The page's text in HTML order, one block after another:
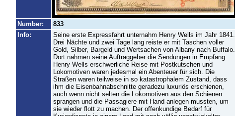
Number:
833
Info:
Seine erste Expressfahrt unternahm Henry Wells im Jahr 1841.
Drei Nächte und zwei Tage lang reiste er mit Taschen voller
Gold, Silber, Bargeld und Wertsachen von Albany nach Buffalo.
Dort nahmen seine Auftraggeber die Sendungen in Empfang.
Henry Wells erschwerliche Reise mit Postkutschen und
Lokomotiven waren jedesmal ein Abenteuer für sich. Die
Straßen waren teilweise in so katastrophalem Zustand, dass
ihm die Eisenbahnabschnitte geradezu luxuriös erschienen,
auch wenn nicht selten die Lokomotiven aus den Schienen
sprangen und die Passagiere mit Hand anlegen mussten, um
sie wieder flott zu machen. Der offenkundige Bedarf für